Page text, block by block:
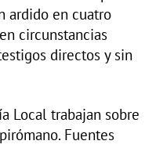
ardido en cuatro
circunstancias
directos y sin
Local trabajan sobre
Fuentes